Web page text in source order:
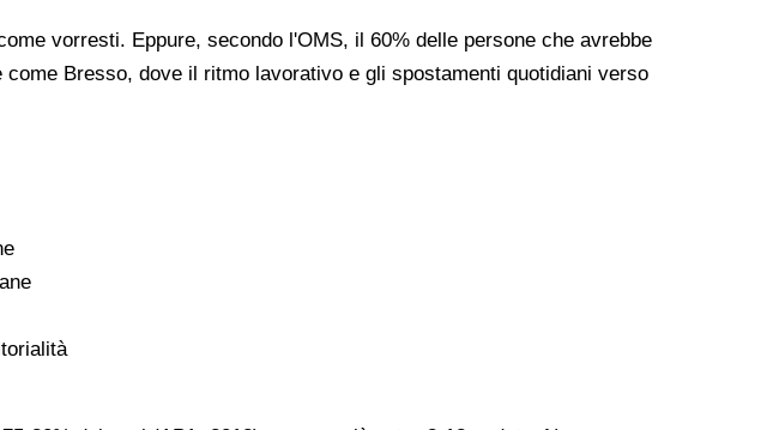
vorresti. Eppure, secondo l'OMS, il 60% delle persone che avrebbe
Bresso, dove il ritmo lavorativo e gli spostamenti quotidiani verso